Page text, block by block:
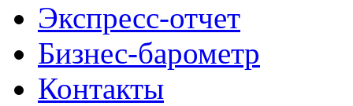
Экспресс-отчет
Бизнес-барометр
Контакты